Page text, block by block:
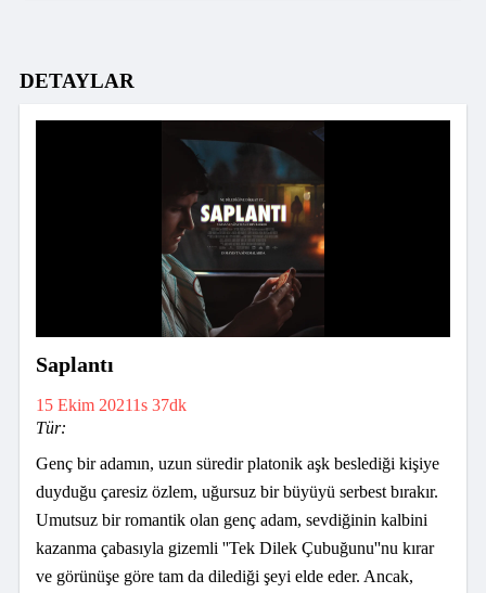
DETAYLAR
Saplantı
15 Ekim 20211s 37dk
Tür:
Genç bir adamın, uzun süredir platonik aşk beslediği kişiye
duyduğu çaresiz özlem, uğursuz bir büyüyü serbest bırakır.
Umutsuz bir romantik olan genç adam, sevdiğinin kalbini
kazanma çabasıyla gizemli ''Tek Dilek Çubuğunu''nu kırar
ve görünüşe göre tam da dilediği şeyi elde eder. Ancak,